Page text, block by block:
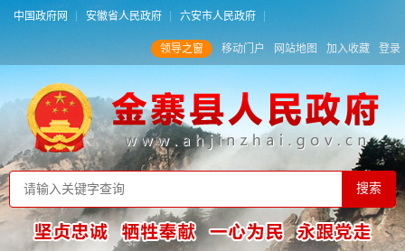
中国政府网 安徽省人民政府 六安市人民政府
领导之窗 移动门户 网站地图 加入收藏 登录